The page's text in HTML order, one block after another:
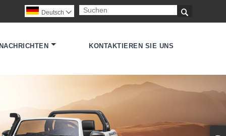

Deutsch 
NACHRICHTEN KONTAKTIEREN SIE UNS